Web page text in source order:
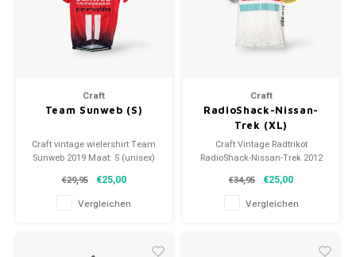
Craft
Team Sunweb (S)
Craft vintage wielershirt Team
Sunweb 2019 Maat: S (unisex)
€29,95 €25,00
Vergleichen
Craft
RadioShack-Nissan-
Trek (XL)
Craft Vintage Radtrikot
RadioShack-Nissan-Trek 2012
9.5/10 (gebraucht)
€34,95 €25,00
Vergleichen